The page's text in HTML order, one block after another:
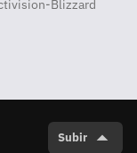
Blizzard
Subir